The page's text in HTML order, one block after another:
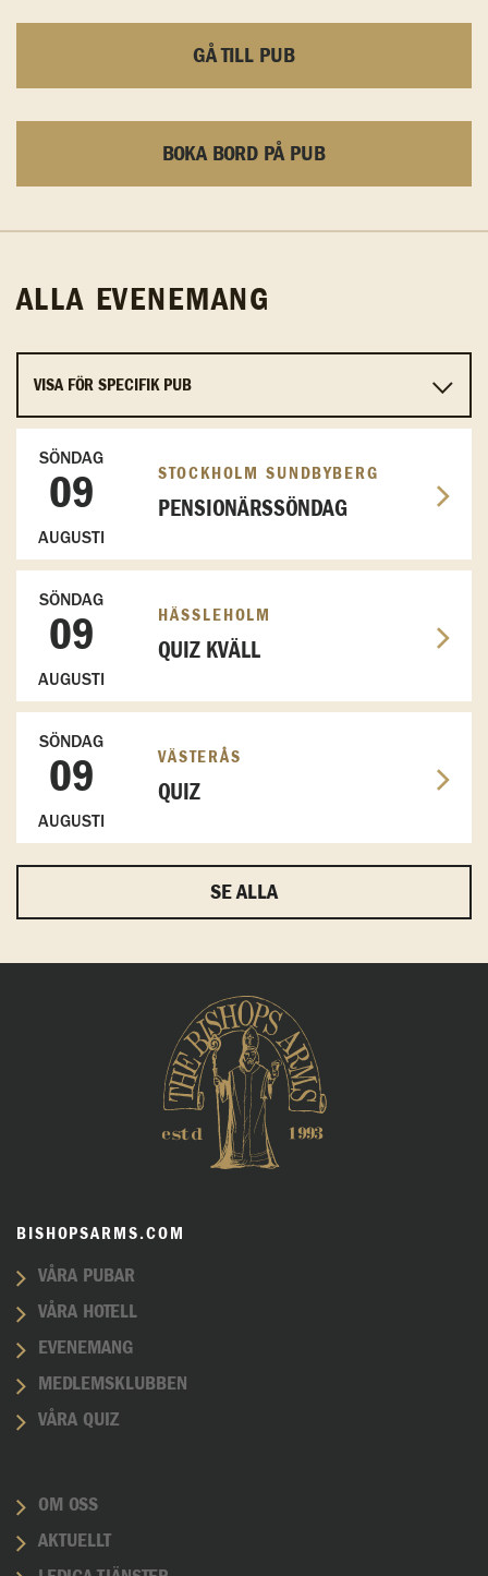
GÅ TILL PUB
BOKA BORD PÅ PUB
ALLA EVENEMANG
SÖNDAG
09
AUGUSTI
STOCKHOLM SUNDBYBERG
PENSIONÄRSSÖNDAG
SÖNDAG
09
AUGUSTI
HÄSSLEHOLM
QUIZ KVÄLL
SÖNDAG
09
AUGUSTI
VÄSTERÅS
QUIZ
SE ALLA
BISHOPSARMS.COM
VÅRA PUBAR
VÅRA HOTELL
EVENEMANG
MEDLEMSKLUBBEN
VÅRA QUIZ
OM OSS
AKTUELLT